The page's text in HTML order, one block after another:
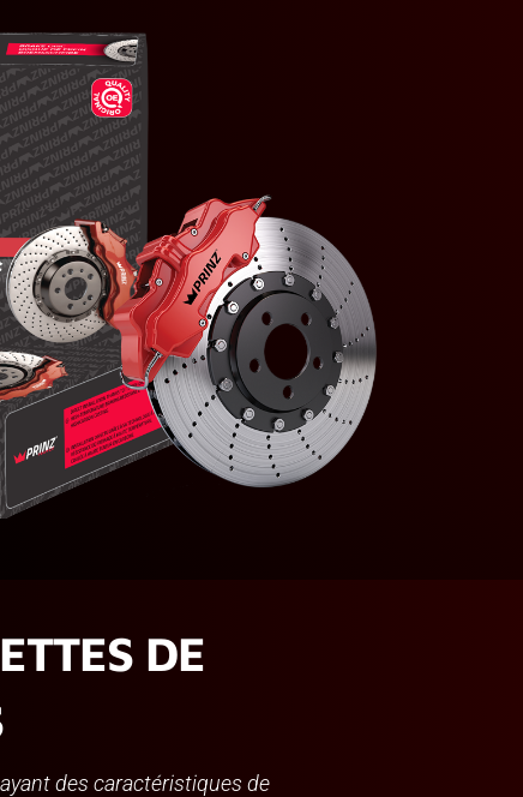
DE
des caractéristiques de